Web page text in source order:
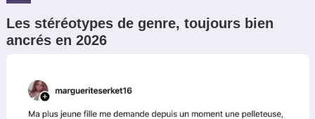
Les stéréotypes de genre, toujours bien
ancrés en 2026